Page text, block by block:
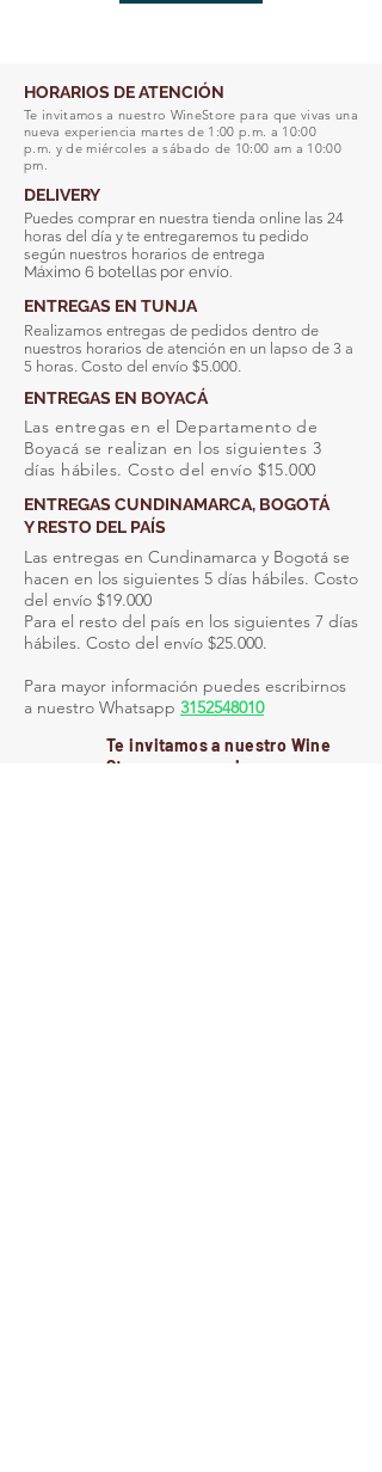
HORARIOS DE ATENCIÓN
Te invitamos a nuestro WineStore para que vivas una
nueva experiencia martes de 1:00 p.m. a 10:00
p.m. y de miércoles a sábado de 10:00 am a 10:00
pm.
DELIVERY
Puedes comprar en nuestra tienda online las 24
horas del día y te entregaremos tu pedido
según nuestros horarios de entrega
Máximo 6 botellas por envío.
ENTREGAS EN TUNJA
Realizamos entregas de pedidos dentro de
nuestros horarios de atención en un lapso de 3 a
5 horas. Costo del envío $5.000.
ENTREGAS EN BOYACÁ
Las entregas en el Departamento de
Boyacá se realizan en los siguientes 3
días hábiles. Costo del envío $15.000
ENTREGAS CUNDINAMARCA, BOGOTÁ
Y RESTO DEL PAÍS
Las entregas en Cundinamarca y Bogotá se
hacen en los siguientes 5 días hábiles. Costo
del envío $19.000
Para el resto del país en los siguientes 7 días
hábiles. Costo del envío $25.000.
Para mayor información puedes escribirnos
a nuestro Whatsapp 3152548010
Te invitamos a nuestro Wine
Store para que vivas una nueva